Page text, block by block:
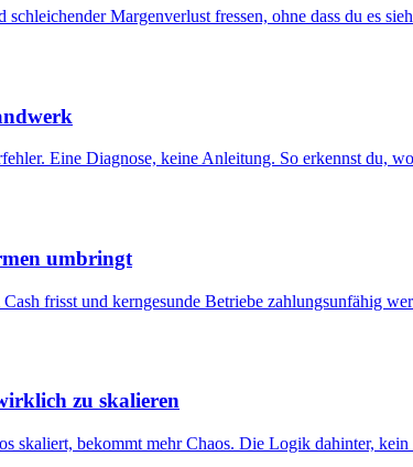
Margenverlust fressen, ohne dass du es
Eine Diagnose, keine Anleitung. So erkennst du,
umbringt
frisst und kerngesunde Betriebe zahlungsunfähig
zu skalieren
skaliert, bekommt mehr Chaos. Die Logik dahinter,